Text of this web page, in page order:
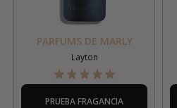
PARFUMS DE MARLY
Layton
PRUEBA FRAGANCIA